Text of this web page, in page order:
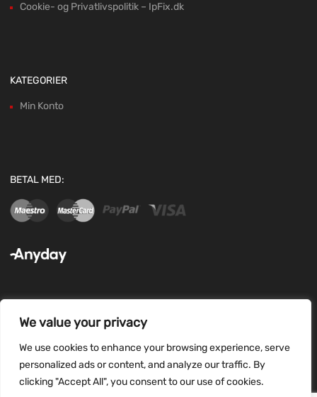
We value your privacy
We use cookies to enhance your browsing experience, serve
personalized ads or content, and analyze our traffic. By
clicking "Accept All", you consent to our use of cookies.
Cookie- og Privatlivspolitik – IpFix.dk
KATEGORIER
Min Konto
BETAL MED:
FØLG OS: